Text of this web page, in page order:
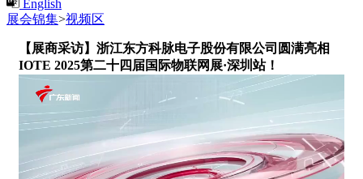
English
展会锦集>视频区
【展商采访】浙江东方科脉电子股份有限公司圆满亮相
IOTE 2025第二十四届国际物联网展·深圳站！